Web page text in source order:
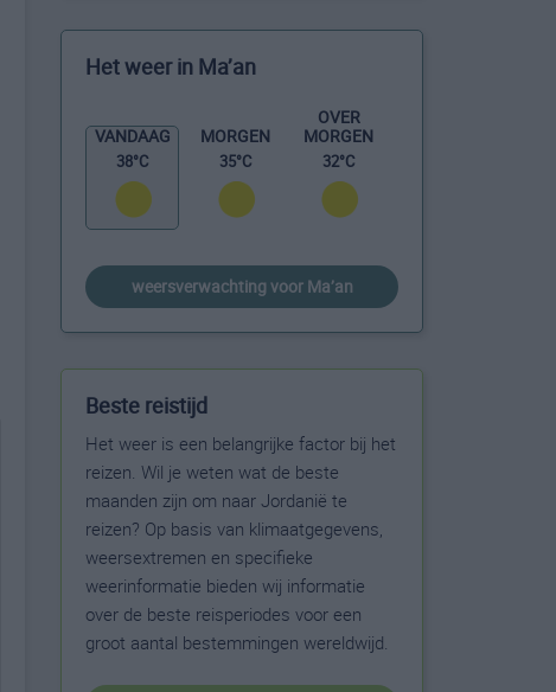
Het weer in Ma’an
VANDAAG
38°C
MORGEN
35°C
OVER
MORGEN
32°C
weersverwachting voor Ma’an
Beste reistijd
Het weer is een belangrijke factor bij het
reizen. Wil je weten wat de beste
maanden zijn om naar Jordanië te
reizen? Op basis van klimaatgegevens,
weersextremen en specifieke
weerinformatie bieden wij informatie
over de beste reisperiodes voor een
groot aantal bestemmingen wereldwijd.